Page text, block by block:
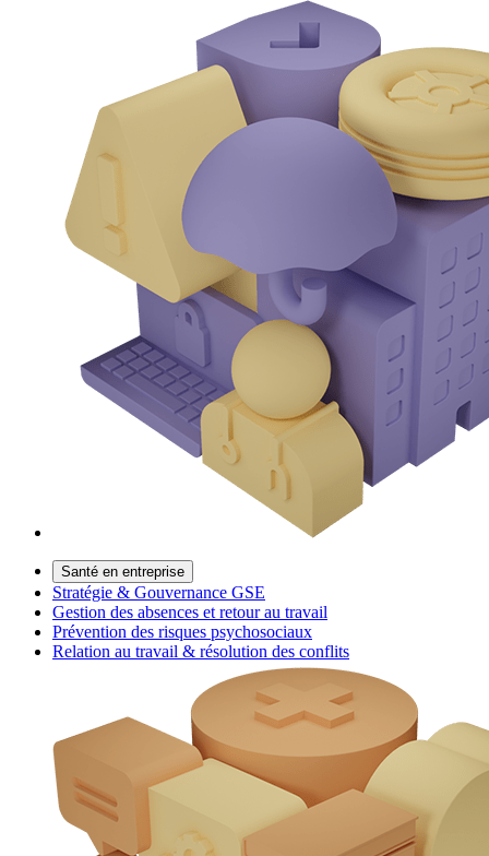
Santé en entreprise
Stratégie & Gouvernance GSE
Gestion des absences et retour au travail
Prévention des risques psychosociaux
Relation au travail & résolution des conflits